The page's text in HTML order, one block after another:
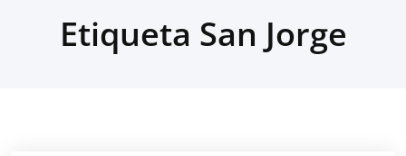
Etiqueta San Jorge